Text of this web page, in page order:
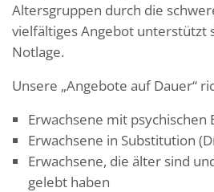
Altersgruppen durch die
vielfältiges Angebot unterstützt
Notlage.
Unsere „Angebote auf Dauer“
Erwachsene mit psychischen
Erwachsene in Substitution
Erwachsene, die älter sind
gelebt haben